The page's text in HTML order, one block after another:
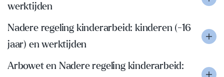
werktijden
Nadere regeling kinderarbeid: kinderen (-16
jaar) en werktijden
Arbowet en Nadere regeling kinderarbeid: